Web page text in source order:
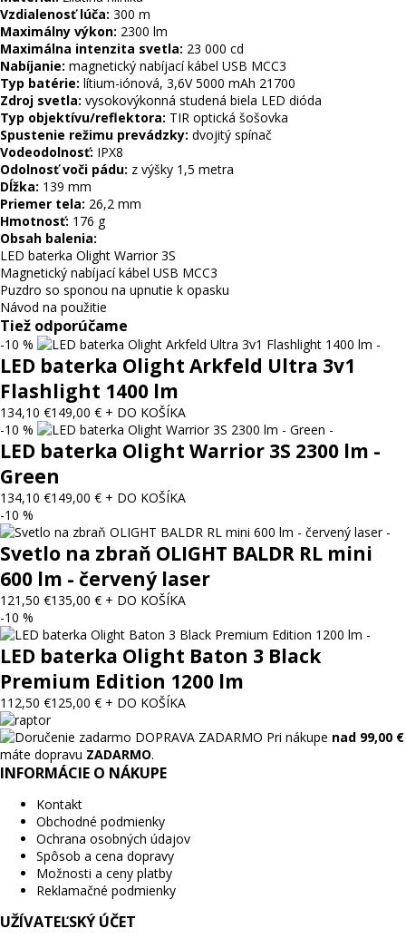
Vzdialenosť lúča: 300 m
Maximálny výkon: 2300 lm
Maximálna intenzita svetla: 23 000 cd
Nabíjanie: magnetický nabíjací kábel USB MCC3
Typ batérie: lítium-iónová, 3,6V 5000 mAh 21700
Zdroj svetla: vysokovýkonná studená biela LED dióda
Typ objektívu/reflektora: TIR optická šošovka
Spustenie režimu prevádzky: dvojitý spínač
Vodeodolnosť: IPX8
Odolnosť voči pádu: z výšky 1,5 metra
Dĺžka: 139 mm
Priemer tela: 26,2 mm
Hmotnosť: 176 g
Obsah balenia:
LED baterka Olight Warrior 3S
Magnetický nabíjací kábel USB MCC3
Puzdro so sponou na upnutie k opasku
Návod na použitie
Tiež odporúčame
-10 %
LED baterka Olight Arkfeld Ultra 3v1
Flashlight 1400 lm
134,10 €149,00 € + DO KOŠÍKA
-10 %
LED baterka Olight Warrior 3S 2300 lm -
Green
134,10 €149,00 € + DO KOŠÍKA
-10 %
Svetlo na zbraň OLIGHT BALDR RL mini
600 lm - červený laser
121,50 €135,00 € + DO KOŠÍKA
-10 %
LED baterka Olight Baton 3 Black
Premium Edition 1200 lm
112,50 €125,00 € + DO KOŠÍKA
DOPRAVA ZADARMO Pri nákupe nad 99,00 €
máte dopravu ZADARMO.
INFORMÁCIE O NÁKUPE
Kontakt
Obchodné podmienky
Ochrana osobných údajov
Spôsob a cena dopravy
Možnosti a ceny platby
Reklamačné podmienky
UŽÍVATEĽSKÝ ÚČET